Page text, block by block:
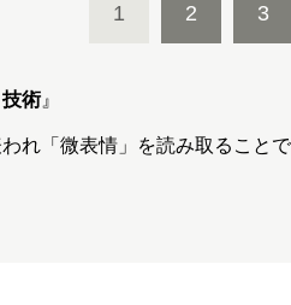
1 2 3
術』
れ「微表情」を読み取ること